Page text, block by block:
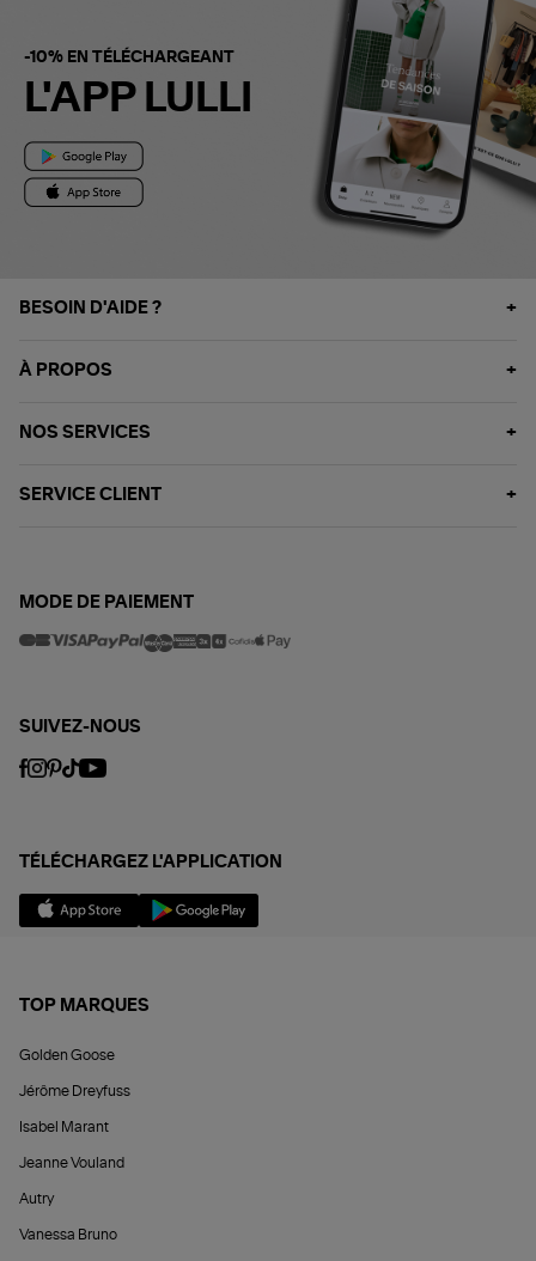
-10% EN TÉLÉCHARGEANT
L'APP LULLI
BESOIN D'AIDE ?
À PROPOS
NOS SERVICES
SERVICE CLIENT
MODE DE PAIEMENT
SUIVEZ-NOUS
TÉLÉCHARGEZ L'APPLICATION
TOP MARQUES
Golden Goose
Jérôme Dreyfuss
Isabel Marant
Jeanne Vouland
Autry
Vanessa Bruno